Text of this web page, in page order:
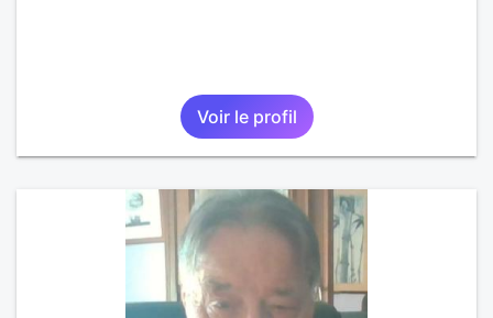
Voir le profil